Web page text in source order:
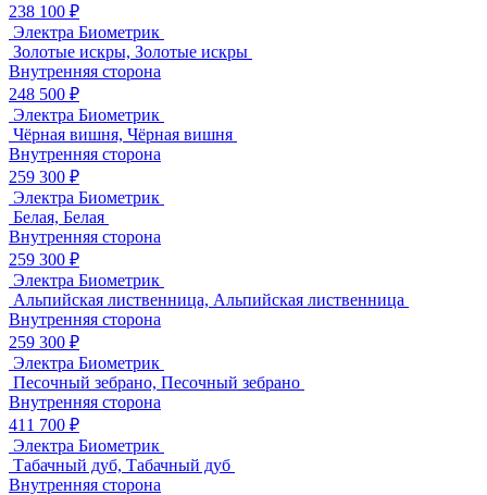
238 100 ₽
Электра Биометрик
Золотые искры, Золотые искры
Внутренняя сторона
248 500 ₽
Электра Биометрик
Чёрная вишня, Чёрная вишня
Внутренняя сторона
259 300 ₽
Электра Биометрик
Белая, Белая
Внутренняя сторона
259 300 ₽
Электра Биометрик
Альпийская лиственница, Альпийская лиственница
Внутренняя сторона
259 300 ₽
Электра Биометрик
Песочный зебрано, Песочный зебрано
Внутренняя сторона
411 700 ₽
Электра Биометрик
Табачный дуб, Табачный дуб
Внутренняя сторона